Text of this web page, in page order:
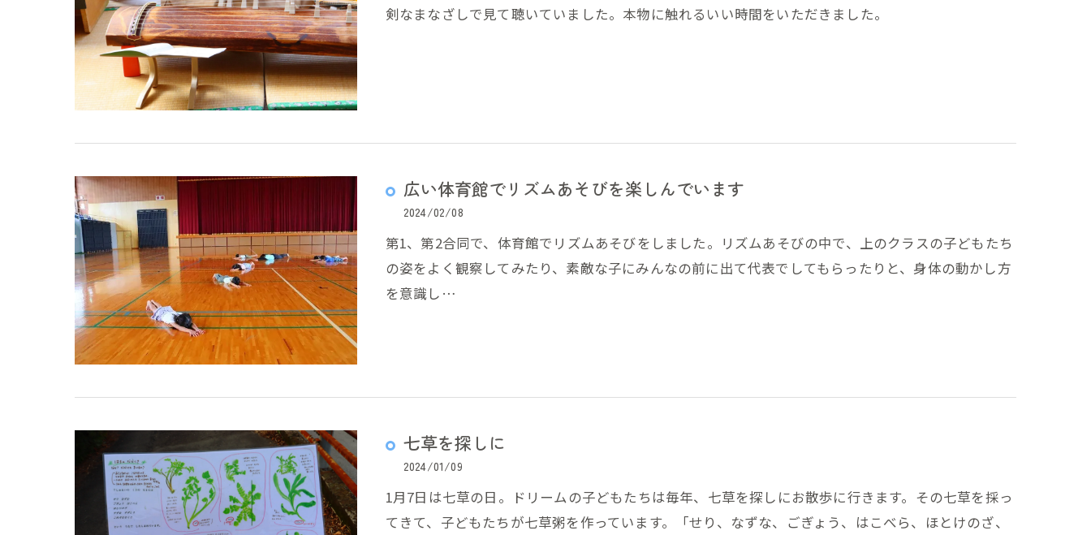
剣なまなざしで見て聴いていました。本物に触れるいい時間をいただきました。
広い体育館でリズムあそびを楽しんでいます
2024/02/08
第1、第2合同で、体育館でリズムあそびをしました。リズムあそびの中で、上のクラスの子どもたち
の姿をよく観察してみたり、素敵な子にみんなの前に出て代表でしてもらったりと、身体の動かし方
を意識し…
七草を探しに
2024/01/09
1月7日は七草の日。ドリームの子どもたちは毎年、七草を探しにお散歩に行きます。その七草を採っ
てきて、子どもたちが七草粥を作っています。「せり、なずな、ごぎょう、はこべら、ほとけのざ、